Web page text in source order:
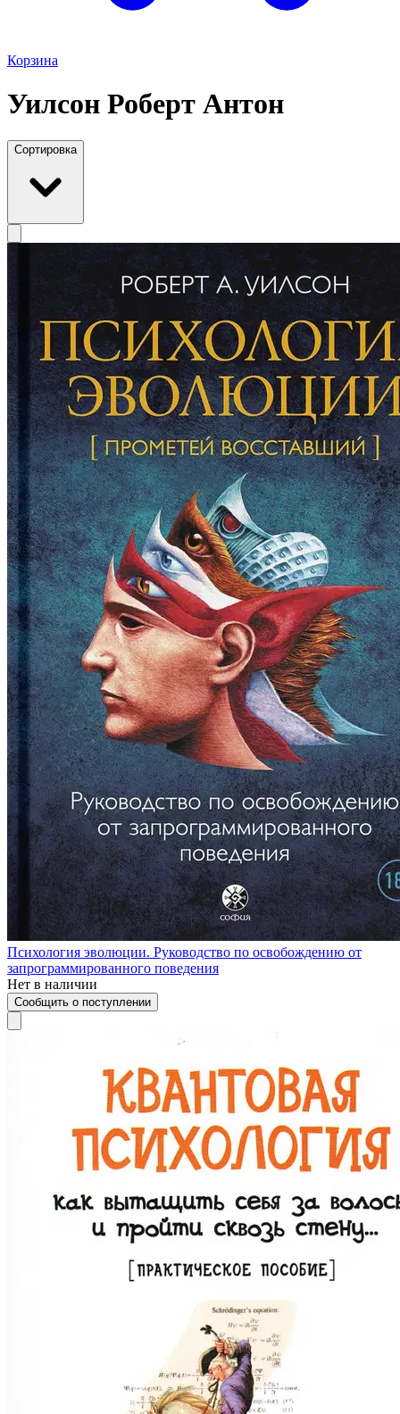
Корзина
Уилсон Роберт Антон
Сортировка
Психология эволюции. Руководство по освобождению от
запрограммированного поведения
Нет в наличии
Сообщить о поступлении